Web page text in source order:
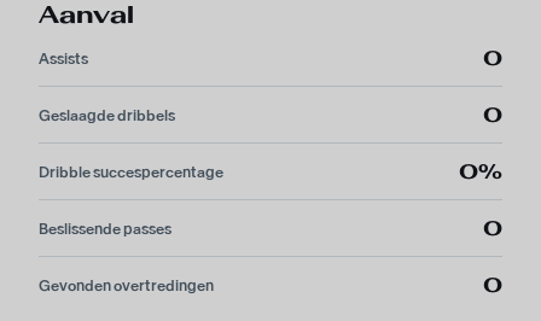
Aanval
Assists 0
Geslaagde dribbels 0
Dribble succespercentage 0%
Beslissende passes 0
Gevonden overtredingen 0